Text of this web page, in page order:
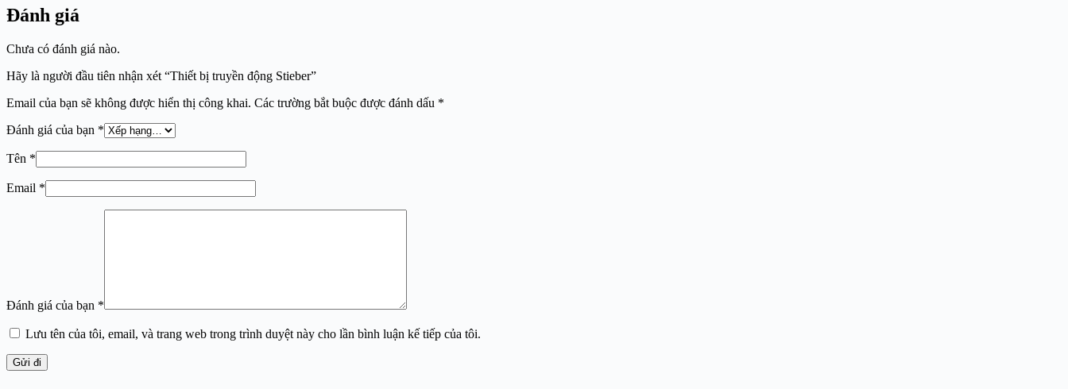
Đánh giá
Chưa có đánh giá nào.
Hãy là người đầu tiên nhận xét “Thiết bị truyền động Stieber”
Email của bạn sẽ không được hiển thị công khai. Các trường bắt buộc được đánh dấu *
Đánh giá của bạn *
Tên *
Email *
Đánh giá của bạn *
Lưu tên của tôi, email, và trang web trong trình duyệt này cho lần bình luận kế tiếp của tôi.
Gửi đi